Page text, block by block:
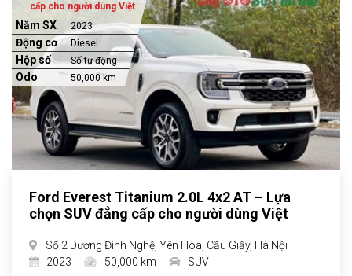
cấp cho người dùng Việt
Năm SX 2023
Động cơ Diesel
Hộp số Số tự động
Odo 50,000 km
Ford Everest Titanium 2.0L 4x2 AT – Lựa
chọn SUV đẳng cấp cho người dùng Việt
Số 2 Dương Đình Nghệ, Yên Hòa, Cầu Giấy, Hà Nội
2023
50,000 km SUV